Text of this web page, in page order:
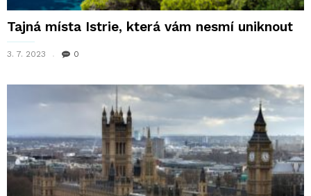
Tajná místa Istrie, která vám nesmí uniknout
3. 7. 2023 0